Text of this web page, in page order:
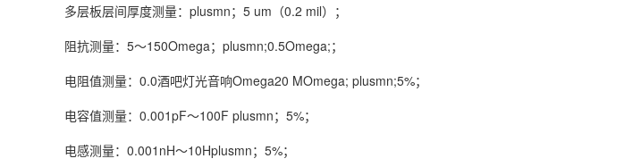
多层板层间厚度测量：plusmn；5 um（0.2 mil）；
阻抗测量：5～150Omega；plusmn;0.5Omega;；
电阻值测量：0.0酒吧灯光音响Omega20 MOmega; plusmn;5%；
电容值测量：0.001pF～100F plusmn；5%；
电感测量：0.001nH～10Hplusmn；5%；